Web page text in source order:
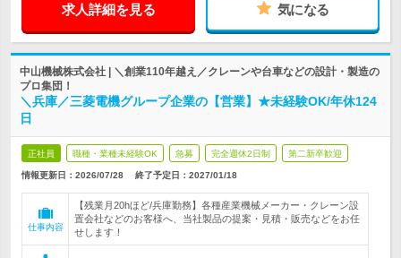
求人詳細を見る 気になる
中山機械株式会社 | ＼創業110年越え／クレーンや台車などの設計・製造の
プロ集団！
＼兵庫／三菱電機グループ企業の【営業】★未経験OK/年休124
日
正社員 職種・業種未経験OK 急募 完全週休2日制 第二新卒歓迎
情報更新日：2026/07/28 終了予定日： 2027/01/18
仕事内容
【残業月20hほど/兵庫勤務】各種産業機械メーカー・クレーン設
置会社などのお客様へ、当社製品の提案・見積・販売などをお任
せします！